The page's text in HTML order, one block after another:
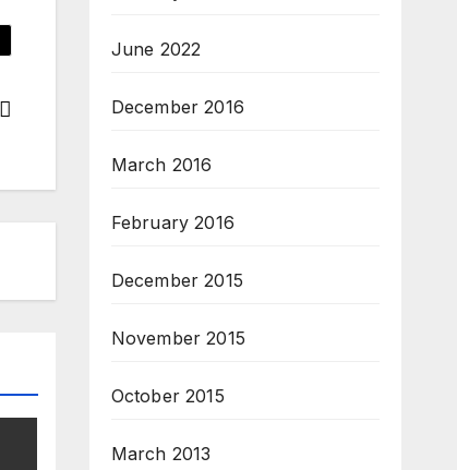
June 2022
December 2016
March 2016
February 2016
December 2015
November 2015
October 2015
March 2013